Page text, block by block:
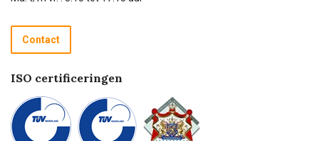
Recycle programma
Betalen
Contact
ISO certificeringen